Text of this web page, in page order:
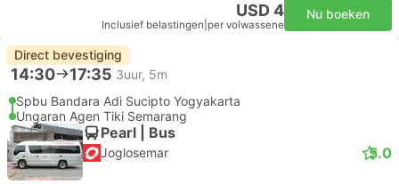
USD 4
Inclusief belastingen per volwassene
Nu boeken
Direct bevestiging
14:30 17:35 3uur, 5m
Spbu Bandara Adi Sucipto Yogyakarta
Ungaran Agen Tiki Semarang
Pearl | Bus
Joglosemar 5.0